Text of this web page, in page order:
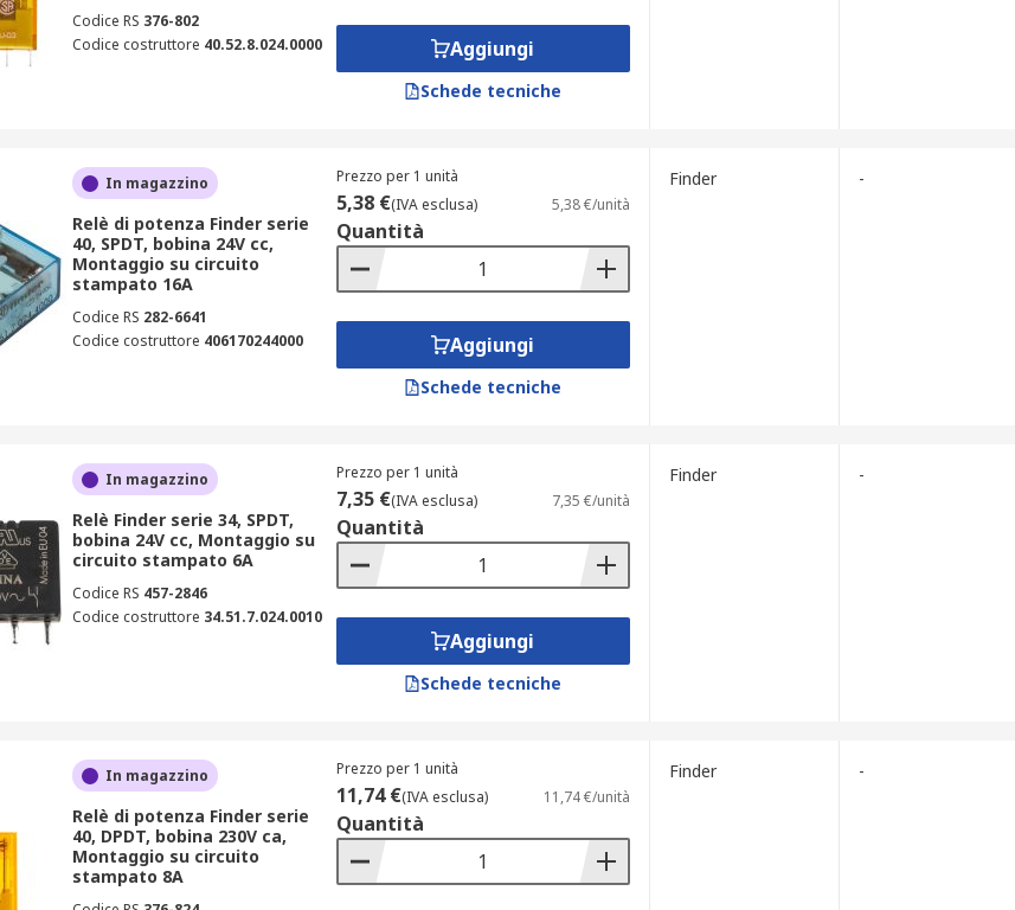
Codice RS 376-802
Codice costruttore 40.52.8.024.0000 Aggiungi
Schede tecniche
In magazzino
Relè di potenza Finder serie
40, SPDT, bobina 24V cc,
Montaggio su circuito
stampato 16A
Codice RS 282-6641
Codice costruttore 406170244000
Prezzo per 1 unità
5,38 €(IVA esclusa) 5,38 €/unità
Quantità
Aggiungi
Schede tecniche
Finder -
In magazzino
Relè Finder serie 34, SPDT,
bobina 24V cc, Montaggio su
circuito stampato 6A
Codice RS 457-2846
Codice costruttore 34.51.7.024.0010
Prezzo per 1 unità
7,35 €(IVA esclusa) 7,35 €/unità
Quantità
Aggiungi
Schede tecniche
Finder -
In magazzino
Relè di potenza Finder serie
40, DPDT, bobina 230V ca,
Montaggio su circuito
stampato 8A
Prezzo per 1 unità
11,74 €(IVA esclusa) 11,74 €/unità
Quantità
Finder -